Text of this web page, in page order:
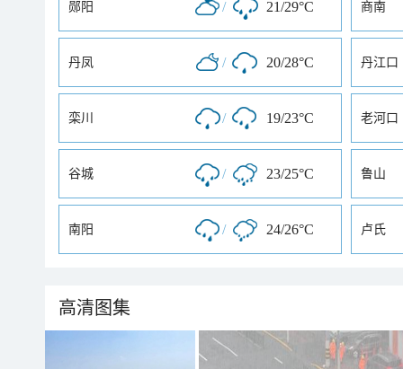
郧阳 / 21/29°C 商南
丹凤 / 20/28°C 丹江口
栾川 / 19/23°C 老河口
谷城 / 23/25°C 鲁山
南阳 / 24/26°C 卢氏
高清图集